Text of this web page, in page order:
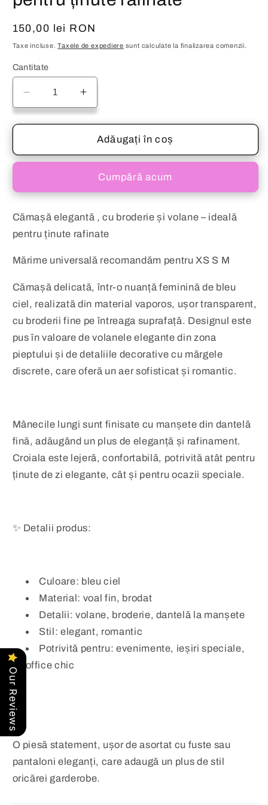
Preț
obișnuit
150,00 lei RON
Taxe incluse.Taxele de expediere sunt calculate la finalizarea comenzii.
Cantitate
Reduceți
cantitatea
pentru
elegantă
cu
și
volane
ideală
ținute
rafinate
Creșteți
cantitatea
pentru
Cămașă
elegantă
cu
și
volane
ideală
ținute
rafinate
Adăugați în coș
Cumpără acum
Cămașă elegantă , cu broderie și volane – ideală
pentru ținute rafinate
Mărime universală recomandăm pentru XS S M
Cămașă delicată, într-o nuanță feminină de bleu
ciel, realizată din material vaporos, ușor transparent,
cu broderii fine pe întreaga suprafață. Designul este
pus în valoare de volanele elegante din zona
pieptului și de detaliile decorative cu mărgele
discrete, care oferă un aer sofisticat și romantic.
Mânecile lungi sunt finisate cu manșete din dantelă
fină, adăugând un plus de eleganță și rafinament.
Croiala este lejeră, confortabilă, potrivită atât pentru
ținute de zi elegante, cât și pentru ocazii speciale.
✨ Detalii produs:
Culoare: bleu ciel
Material: voal fin, brodat
Detalii: volane, broderie, dantelă la manșete
Stil: elegant, romantic
Potrivită pentru: evenimente, ieșiri speciale,
office chic
O piesă statement, ușor de asortat cu fuste sau
pantaloni eleganți, care adaugă un plus de stil
oricărei garderobe.
Our Reviews